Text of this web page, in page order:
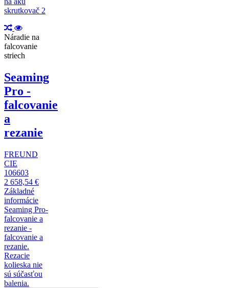
Náradie na
falcovanie
striech
Seaming
Pro -
falcovanie
a
rezanie
FREUND
CIE
106603
2 658,54 €
Základné
informácie
Seaming Pro-
falcovanie a
rezanie -
falcovanie a
rezanie.
Rezacie
kolieska nie
sú súčasťou
balenia.